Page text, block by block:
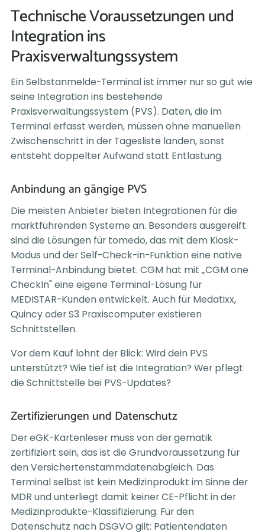
Technische Voraussetzungen und
Integration ins
Praxisverwaltungssystem
Ein Selbstanmelde-Terminal ist immer nur so gut wie
seine Integration ins bestehende
Praxisverwaltungssystem (PVS). Daten, die im
Terminal erfasst werden, müssen ohne manuellen
Zwischenschritt in der Tagesliste landen, sonst
entsteht doppelter Aufwand statt Entlastung.
Anbindung an gängige PVS
Die meisten Anbieter bieten Integrationen für die
marktführenden Systeme an. Besonders ausgereift
sind die Lösungen für tomedo, das mit dem Kiosk-
Modus und der Self-Check-in-Funktion eine native
Terminal-Anbindung bietet. CGM hat mit „CGM one
CheckIn" eine eigene Terminal-Lösung für
MEDISTAR-Kunden entwickelt. Auch für Medatixx,
Quincy oder S3 Praxiscomputer existieren
Schnittstellen.
Vor dem Kauf lohnt der Blick: Wird dein PVS
unterstützt? Wie tief ist die Integration? Wer pflegt
die Schnittstelle bei PVS-Updates?
Zertifizierungen und Datenschutz
Der eGK-Kartenleser muss von der gematik
zertifiziert sein, das ist die Grundvoraussetzung für
den Versichertenstammdatenabgleich. Das
Terminal selbst ist kein Medizinprodukt im Sinne der
MDR und unterliegt damit keiner CE-Pflicht in der
Medizinprodukte-Klassifizierung. Für den
Datenschutz nach DSGVO gilt: Patientendaten